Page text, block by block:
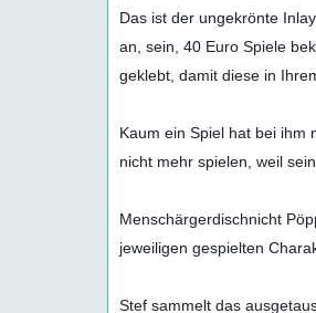
Das ist der ungekrönte
an, sein, 40 Euro Spiele
geklebt, damit diese in
Kaum ein Spiel hat bei ihm
nicht mehr spielen, weil
Menschärgerdischnicht
jeweiligen gespielten
Stef sammelt das